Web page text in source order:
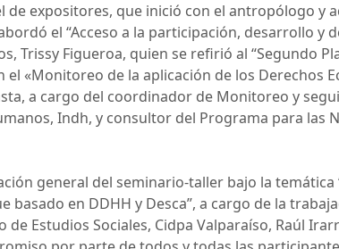
de expositores, que inició con el antropólogo y
el “Acceso a la participación, desarrollo y
Trissy Figueroa, quien se refirió al “Segundo
el «Monitoreo de la aplicación de los Derechos
a cargo del coordinador de Monitoreo y
Indh, y consultor del Programa para las
general del seminario-taller bajo la
en DDHH y Desca”, a cargo de la
de Estudios Sociales, Cidpa Valparaíso, Raúl